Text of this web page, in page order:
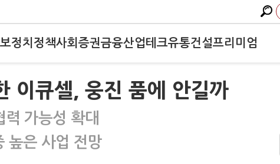
정치 정책사회 증권금융산업테크유통건설프리미엄
이큐셀, 웅진 품에 안길까
가능성 확대
높은 사업 전망